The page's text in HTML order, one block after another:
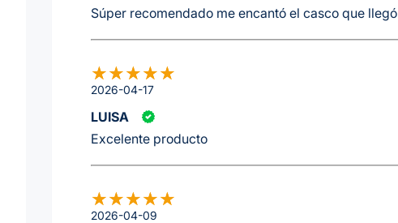
Súper recomendado me encantó el casco que llegó
2026-04-17
LUISA
Excelente producto
2026-04-09